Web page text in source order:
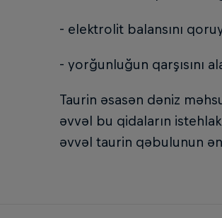
- elektrolit balansını
- yorğunluğun qarşısını
Taurin əsasən dəniz
əvvəl bu qidaların
əvvəl taurin qəbulunun